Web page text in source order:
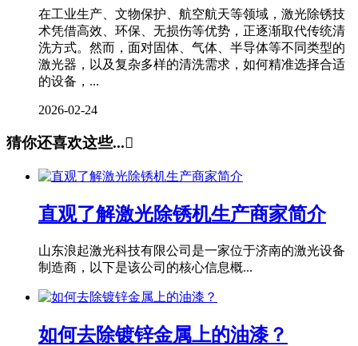
在工业生产、文物保护、航空航天等领域，激光除锈技
术凭借高效、环保、无损伤等优势，正逐渐取代传统清
洗方式。然而，面对固体、气体、半导体等不同类型的
激光器，以及复杂多样的清洗需求，如何精准选择合适
的设备，...
2026-02-24
猜你还喜欢这些...
直观了解激光除锈机生产商家简介
山东浪起激光科技有限公司是一家位于济南的激光设备
制造商，以下是该公司的核心信息概...
如何去除镀锌金属上的油漆？